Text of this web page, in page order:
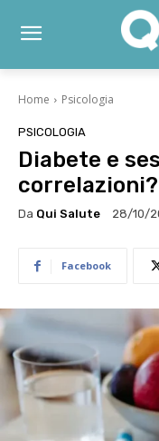
Home Psicologia
PSICOLOGIA
Diabete e
correlazioni?
Da Qui Salute 28/10/
Facebook